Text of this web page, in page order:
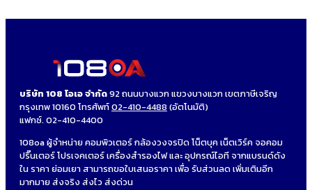
บริษัท 108 โอเอ จำกัด92 ถนนบางแวก แขวงบางแวก เขตภาษีเจริญ
กรุงเทพ 10160 โทรศัพท์02-410-4488 (อัตโนมัติ)
แฟกซ์. 02-410-4400
108oa ผู้จำหน่าย คอมพิวเตอร์ กล้องวงจรปิด โน็ตบุค เน็ตเวิร์ค จอคอม
ปริ๊นเตอร์ โปรเจคเตอร์ เครื่องสำรองไฟ และ อุปกรณ์ไอที จากแบรนด์ดัง
ใน ราคา ย่อมเยา สามารถขอใบเสนอราคา เพื่อ รับส่วนลด เพิ่มเติมอีก
มากมาย ส่งจริง ส่งไว ส่งด่วน